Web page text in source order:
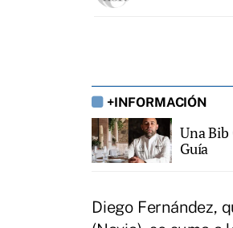
+INFORMACIÓN
Una Bib
Guía
Diego Fernández,